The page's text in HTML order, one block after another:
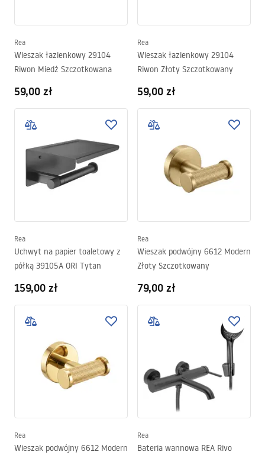
Rea
Wieszak łazienkowy 29104
Riwon Miedź Szczotkowana
59,00 zł
Rea
Wieszak łazienkowy 29104
Riwon Złoty Szczotkowany
59,00 zł
Rea
Uchwyt na papier toaletowy z
półką 39105A ORI Tytan
159,00 zł
Rea
Wieszak podwójny 6612 Modern
Złoty Szczotkowany
79,00 zł
Rea
Wieszak podwójny 6612 Modern
Rea
Bateria wannowa REA Rivo